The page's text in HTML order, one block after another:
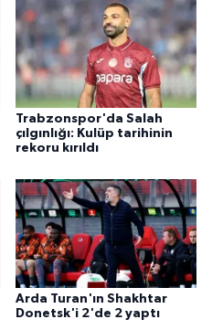
Trabzonspor'da Salah
çılgınlığı: Kulüp tarihinin
rekoru kırıldı
Arda Turan'ın Shakhtar
Donetsk'i 2'de 2 yaptı